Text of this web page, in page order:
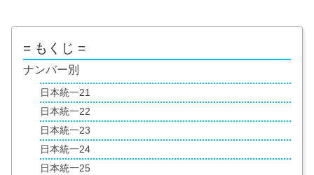
= もくじ =
ナンバー別
日本統一21
日本統一22
日本統一23
日本統一24
日本統一25